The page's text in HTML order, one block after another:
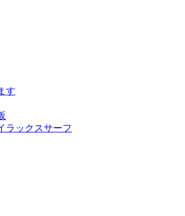
す
ラックスサーフ